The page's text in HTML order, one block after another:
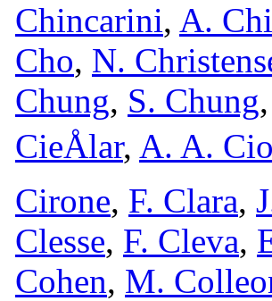
Chincarini, A.
Cho, N.
Chung, S. Chung
CieÅlar, A. A.
Cirone, F. Clara,
Clesse, F. Cleva,
Cohen, M.